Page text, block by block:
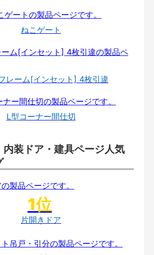
ねこゲート
レーム[インセット] 4枚引違
L型コーナー間仕切
内装ドア・建具ページ人気
片開きドア